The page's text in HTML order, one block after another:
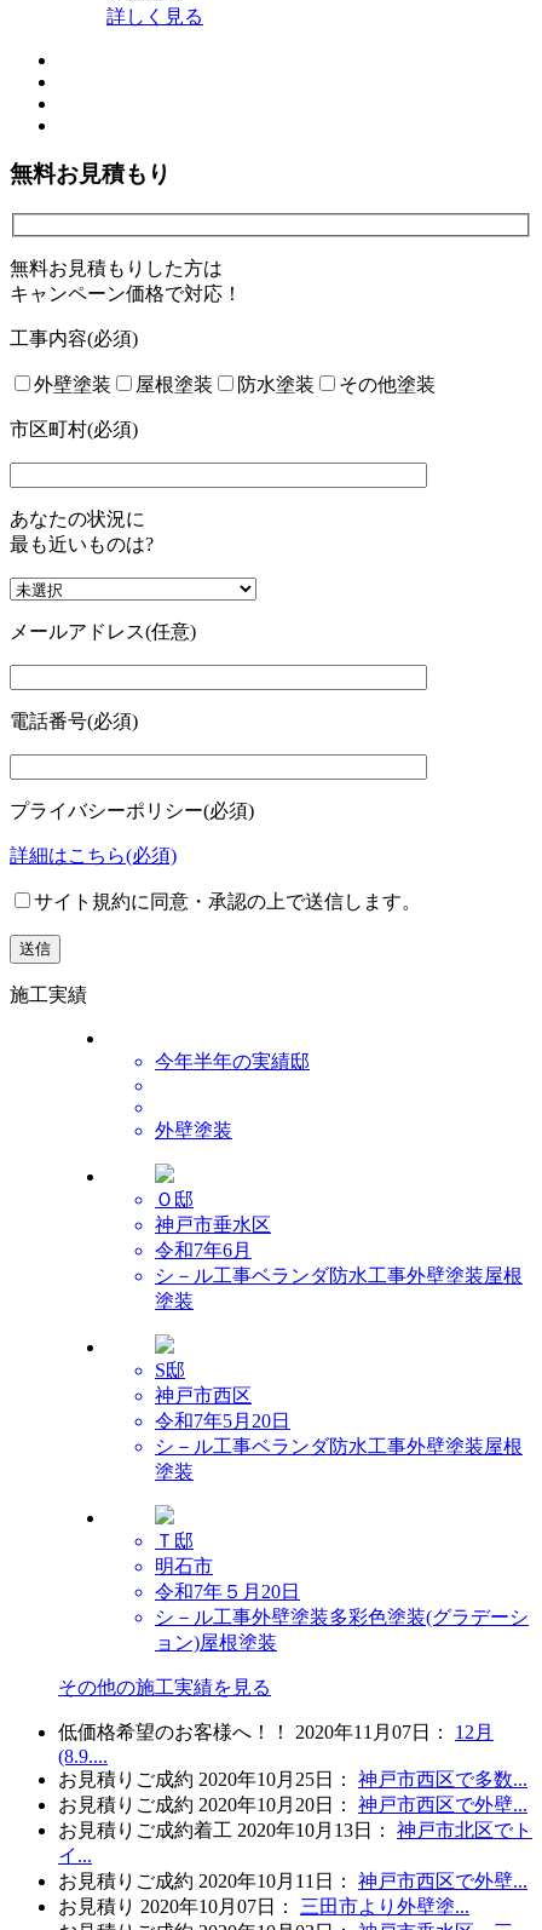
詳しく見る
無料お見積もり
無料お見積もりした方は
キャンペーン価格で対応！
工事内容(必須)
外壁塗装 屋根塗装 防水塗装 その他塗装
市区町村(必須)
あなたの状況に
最も近いものは?
メールアドレス(任意)
電話番号(必須)
プライバシーポリシー(必須)
詳細はこちら(必須)
サイト規約に同意・承認の上で送信します。
施工実績
今年半年の実績邸
外壁塗装
Ｏ邸
神戸市垂水区
令和7年6月
シ－ル工事ベランダ防水工事外壁塗装屋根
塗装
S邸
神戸市西区
令和7年5月20日
シ－ル工事ベランダ防水工事外壁塗装屋根
塗装
Ｔ邸
明石市
令和7年５月20日
シ－ル工事外壁塗装多彩色塗装(グラデーシ
ョン)屋根塗装
その他の施工実績を見る
低価格希望のお客様へ！！ 2020年11月07日 ：
12月
(8.9....
お見積り ご成約 2020年10月25日 ：
神戸市西区で多数...
お見積り ご成約 2020年10月20日 ：
神戸市西区で外壁...
お見積り ご成約着工 2020年10月13日 ：
神戸市北区でト
イ...
お見積り ご成約 2020年10月11日 ：
神戸市西区で外壁...
お見積り 2020年10月07日 ：
三田市より外壁塗...